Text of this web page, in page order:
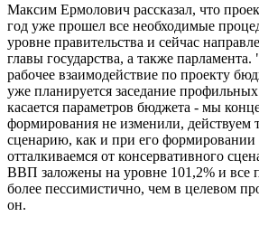
Максим Ермолович рассказал, что
год уже прошел все необходимые
уровне правительства и сейчас
главы государства, а также парламента.
рабочее взаимодействие по проекту
уже планируется заседание
касается параметров бюджета - мы
формирования не изменили, действуем
сценарию, как и при его
отталкиваемся от консервативного
ВВП заложены на уровне 101,2% и все
более пессимистично, чем в целевом
он.